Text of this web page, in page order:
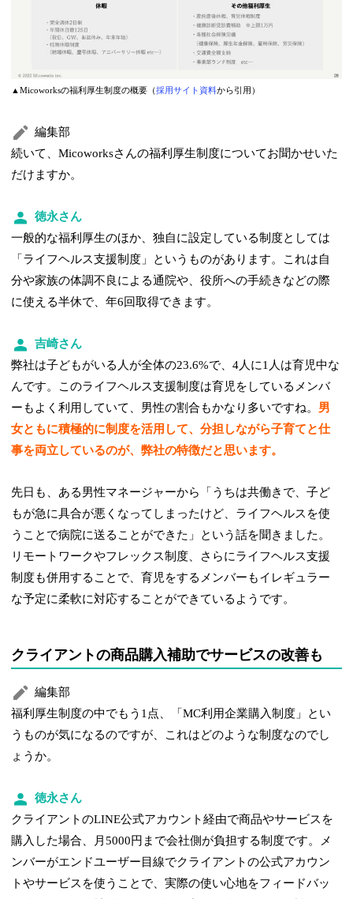
▲Micoworksの福利厚生制度の概要（採用サイト資料から引用）
編集部
続いて、Micoworksさんの福利厚生制度についてお聞かせいた
だけますか。
徳永さん
一般的な福利厚生のほか、独自に設定している制度としては
「ライフヘルス支援制度」というものがあります。これは自
分や家族の体調不良による通院や、役所への手続きなどの際
に使える半休で、年6回取得できます。
吉崎さん
弊社は子どもがいる人が全体の23.6%で、4人に1人は育児中な
んです。このライフヘルス支援制度は育児をしているメンバ
ーもよく利用していて、男性の割合もかなり多いですね。 男
女ともに積極的に制度を活用して、分担しながら子育てと仕
事を両立しているのが、弊社の特徴だと思います。
先日も、ある男性マネージャーから「うちは共働きで、子ど
もが急に具合が悪くなってしまったけど、ライフヘルスを使
うことで病院に送ることができた」という話を聞きました。
リモートワークやフレックス制度、さらにライフヘルス支援
制度も併用することで、育児をするメンバーもイレギュラー
な予定に柔軟に対応することができているようです。
クライアントの商品購入補助でサービスの改善も
編集部
福利厚生制度の中でもう1点、「MC利用企業購入制度」とい
うものが気になるのですが、これはどのような制度なのでし
ょうか。
徳永さん
クライアントのLINE公式アカウント経由で商品やサービスを
購入した場合、月5000円まで会社側が負担する制度です。メ
ンバーがエンドユーザー目線でクライアントの公式アカウン
トやサービスを使うことで、実際の使い心地をフィードバッ